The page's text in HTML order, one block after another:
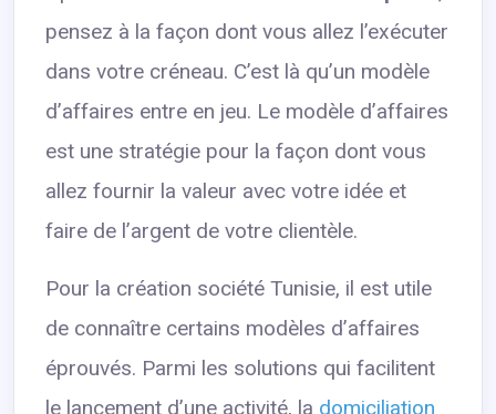
pensez à la façon dont vous allez l’exécuter
dans votre créneau. C’est là qu’un modèle
d’affaires entre en jeu. Le modèle d’affaires
est une stratégie pour la façon dont vous
allez fournir la valeur avec votre idée et
faire de l’argent de votre clientèle.
Pour la création société Tunisie, il est utile
de connaître certains modèles d’affaires
éprouvés. Parmi les solutions qui facilitent
le lancement d’une activité, la domiciliation